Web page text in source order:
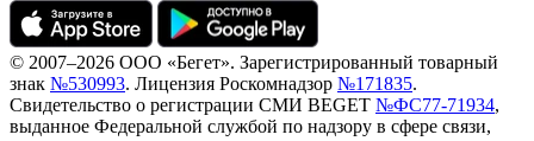
© 2007–2026 ООО «Бегет». Зарегистрированный товарный
знак №530993. Лицензия Роскомнадзор №171835.
Свидетельство о регистрации СМИ BEGET №ФС77-71934,
выданное Федеральной службой по надзору в сфере связи,